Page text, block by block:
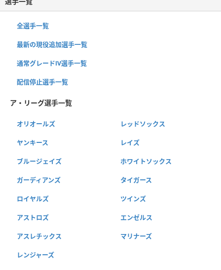
全選手一覧
最新の現役追加選手一覧
通常グレードⅣ選手一覧
配信停止選手一覧
ア・リーグ選手一覧
オリオールズ レッドソックス
ヤンキース レイズ
ブルージェイズ ホワイトソックス
ガーディアンズ タイガース
ロイヤルズ ツインズ
アストロズ エンゼルス
アスレチックス マリナーズ
レンジャーズ